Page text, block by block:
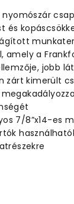
nyomószár
és
amely a
jobb
zárt kimerült
7/8”x14-es